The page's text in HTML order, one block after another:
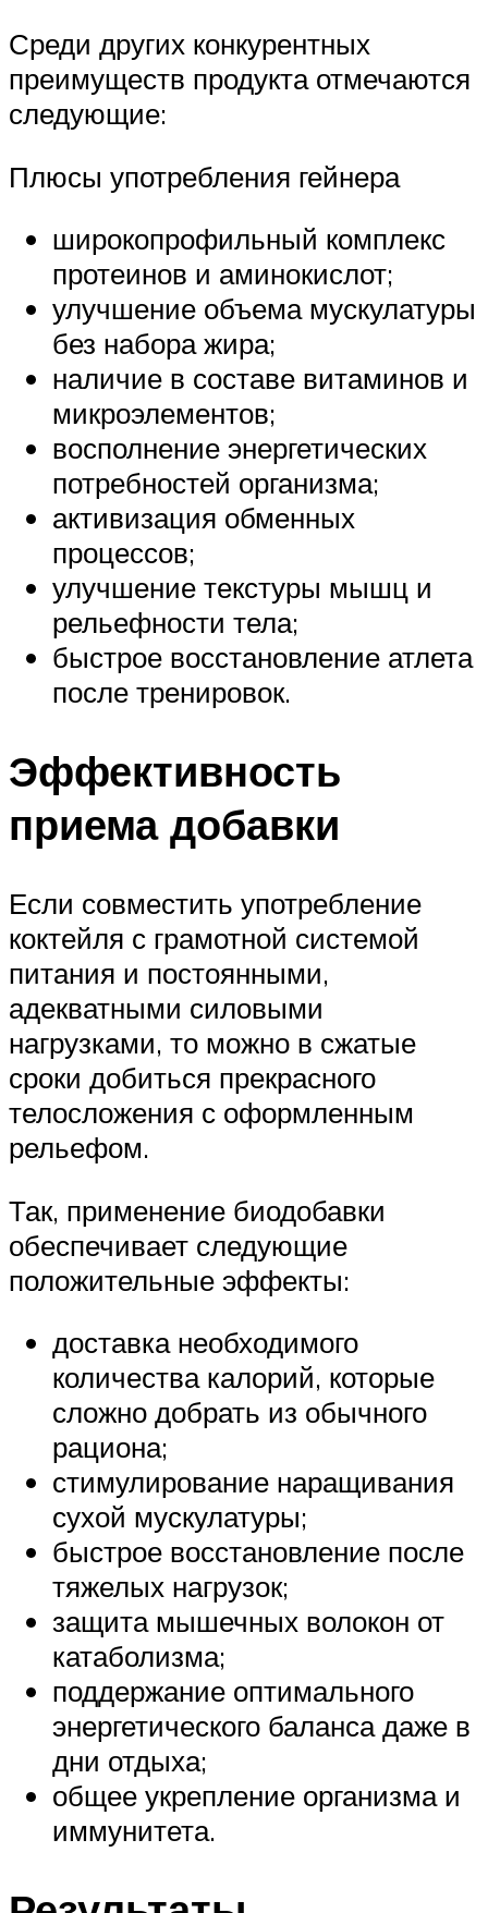
Среди других конкурентных
преимуществ продукта отмечаются
следующие:
Плюсы употребления гейнера
широкопрофильный комплекс
протеинов и аминокислот;
улучшение объема мускулатуры
без набора жира;
наличие в составе витаминов и
микроэлементов;
восполнение энергетических
потребностей организма;
активизация обменных
процессов;
улучшение текстуры мышц и
рельефности тела;
быстрое восстановление атлета
после тренировок.
Эффективность
приема добавки
Если совместить употребление
коктейля с грамотной системой
питания и постоянными,
адекватными силовыми
нагрузками, то можно в сжатые
сроки добиться прекрасного
телосложения с оформленным
рельефом.
Так, применение биодобавки
обеспечивает следующие
положительные эффекты:
доставка необходимого
количества калорий, которые
сложно добрать из обычного
рациона;
стимулирование наращивания
сухой мускулатуры;
быстрое восстановление после
тяжелых нагрузок;
защита мышечных волокон от
катаболизма;
поддержание оптимального
энергетического баланса даже в
дни отдыха;
общее укрепление организма и
иммунитета.